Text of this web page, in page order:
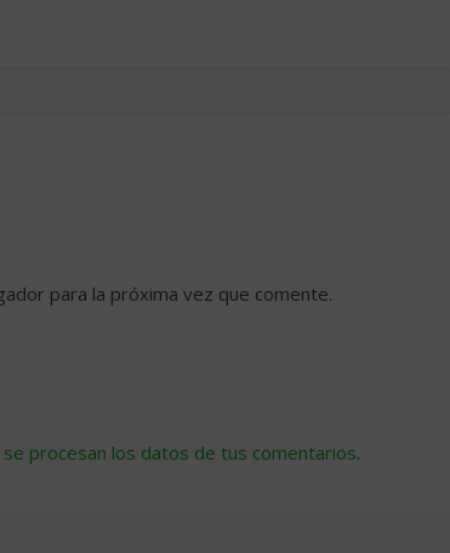
para la próxima vez que comente.
procesan los datos de tus comentarios.